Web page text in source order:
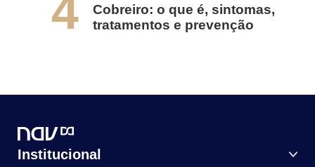
4
Cobreiro: o que é, sintomas,
tratamentos e prevenção
Institucional